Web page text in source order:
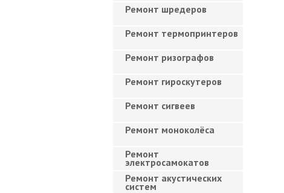
Ремонт шредеров
Ремонт термопринтеров
Ремонт ризографов
Ремонт гироскутеров
Ремонт сигвеев
Ремонт моноколёса
Ремонт
электросамокатов
Ремонт акустических
систем